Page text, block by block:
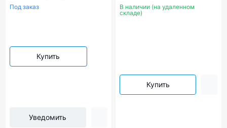
Под заказ
Купить
Уведомить
В наличии (на удаленном
складе)
Купить